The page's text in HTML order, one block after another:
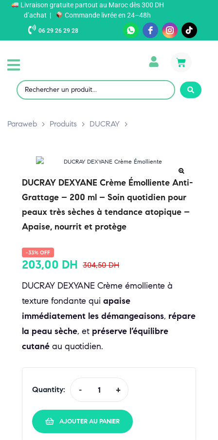
Livraison gratuite partout au Maroc dès 300 DH
d’achat |
Commande livrée en 24–48h
06 29 26 29 28
Paraweb > Produits > DUCRAY >
DUCRAY DEXYANE Crème Émolliente Anti-
Grattage – 200 ml – Soin quotidien pour
peaux très sèches à tendance atopique –
Apaise, nourrit et protège
-33% OFF
304,50DH
203,00 DH
DUCRAY DEXYANE Crème émolliente à
texture fondante qui apaise
immédiatement les démangeaisons, répare
la peau sèche, et préserve l’équilibre
cutané au quotidien.
Quantity: - +
AJOUTER AU PANIER